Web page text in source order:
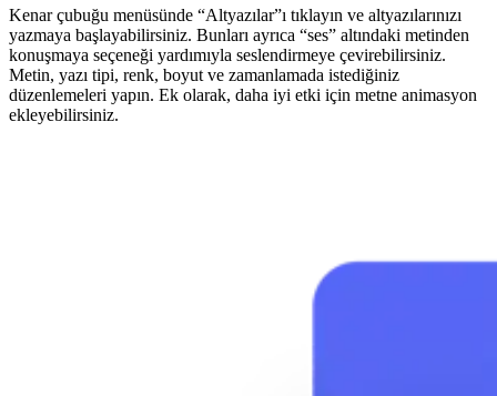
Kenar çubuğu menüsünde “Altyazılar”ı tıklayın ve altyazılarınızı
yazmaya başlayabilirsiniz. Bunları ayrıca “ses” altındaki metinden
konuşmaya seçeneği yardımıyla seslendirmeye çevirebilirsiniz.
Metin, yazı tipi, renk, boyut ve zamanlamada istediğiniz
düzenlemeleri yapın. Ek olarak, daha iyi etki için metne animasyon
ekleyebilirsiniz.